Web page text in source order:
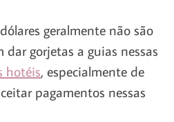
geralmente não são
dar gorjetas a guias nessas
hotéis, especialmente de
pagamentos nessas